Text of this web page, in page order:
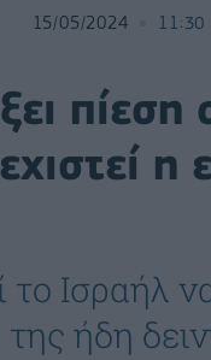
15/05/2024 11:30
πίεση
η
Ισραήλ
ήδη